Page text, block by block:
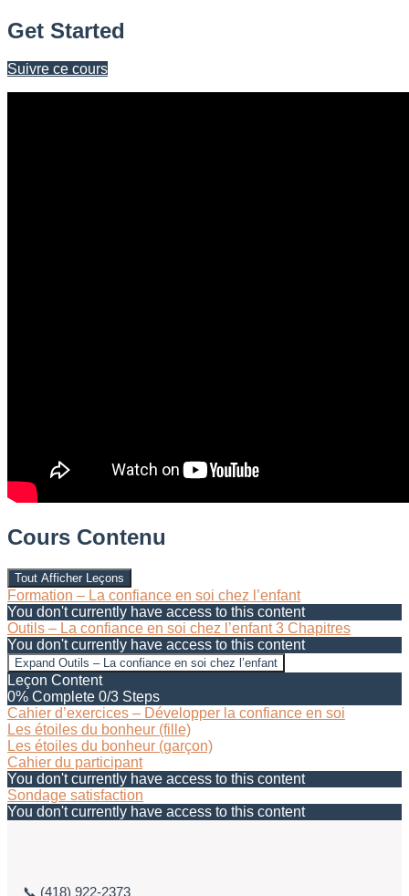
Get Started
Suivre ce cours
Cours Contenu
Tout Afficher Leçons
Formation – La confiance en soi chez l’enfant
You don't currently have access to this content
Outils – La confiance en soi chez l’enfant3 Chapitres
You don't currently have access to this content
Expand Outils – La confiance en soi chez l’enfant
Leçon Content
0% Complete 0/3 Steps
Cahier d’exercices – Développer la confiance en soi
Les étoiles du bonheur (fille)
Les étoiles du bonheur (garçon)
Cahier du participant
You don't currently have access to this content
Sondage satisfaction
You don't currently have access to this content
📞 (418) 922-2373